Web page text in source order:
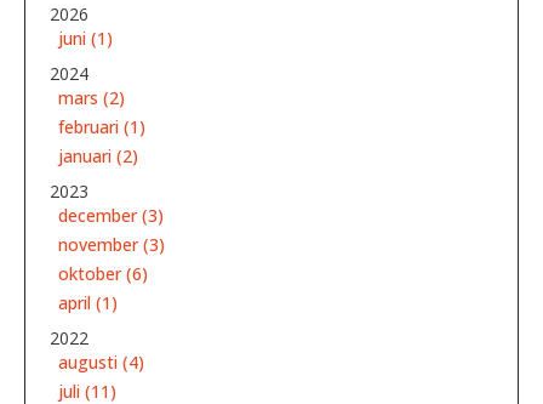
2026
juni (1)
2024
mars (2)
februari (1)
januari (2)
2023
december (3)
november (3)
oktober (6)
april (1)
2022
augusti (4)
juli (11)